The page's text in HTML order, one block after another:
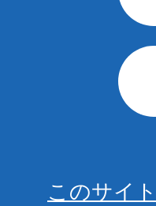
このサイ